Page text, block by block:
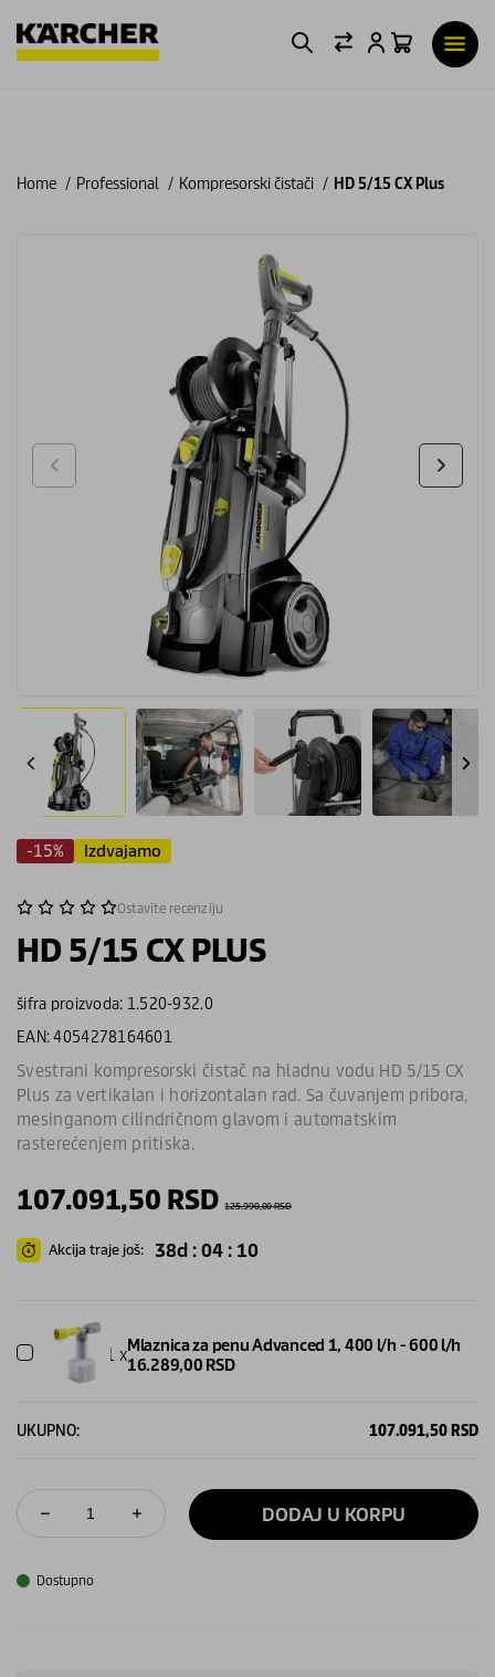
Home Professional Kompresorski čistači HD 5/15 CX Plus
-15% Izdvajamo
Ostavite recenziju
HD 5/15 CX PLUS
šifra proizvoda: 1.520-932.0
EAN: 4054278164601
Svestrani kompresorski čistač na hladnu vodu HD 5/15 CX
Plus za vertikalan i horizontalan rad. Sa čuvanjem pribora,
mesinganom cilindričnom glavom i automatskim
rasterećenjem pritiska.
107.091,50 RSD 125.990,00RSD
Akcija traje još: 38d : 04 : 10
1 xMlaznica za penu Advanced 1, 400 l/h - 600 l/h
16.289,00 RSD
UKUPNO: 107.091,50RSD
DODAJ U KORPU
Dostupno